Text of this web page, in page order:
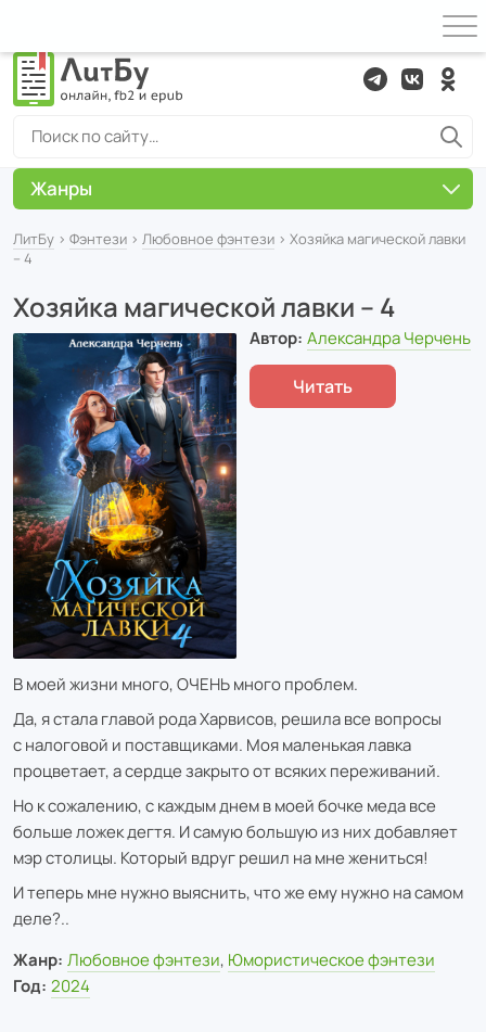
ЛитБу › Фэнтези › Любовное фэнтези › Хозяйка магической лавки
– 4
Хозяйка магической лавки – 4
Автор: Александра Черчень
Читать
В моей жизни много, ОЧЕНЬ много проблем.
Да, я стала главой рода Харвисов, решила все вопросы
с налоговой и поставщиками. Моя маленькая лавка
процветает, а сердце закрыто от всяких переживаний.
Но к сожалению, с каждым днем в моей бочке меда все
больше ложек дегтя. И самую большую из них добавляет
мэр столицы. Который вдруг решил на мне жениться!
И теперь мне нужно выяснить, что же ему нужно на самом
деле?..
Жанр: Любовное фэнтези, Юмористическое фэнтези
Год: 2024
Жанры